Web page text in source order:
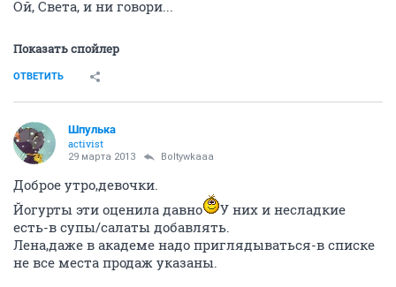
Ой, Света, и ни говори...
Показать спойлер
ОТВЕТИТЬ
Шпулька
activist
29 марта 2013 Boltywkaaa
Доброе утро,девочки.
Йогурты эти оценила давно
У них и несладкие
есть-в супы/салаты добавлять.
Лена,даже в академе надо приглядываться-в списке
не все места продаж указаны.